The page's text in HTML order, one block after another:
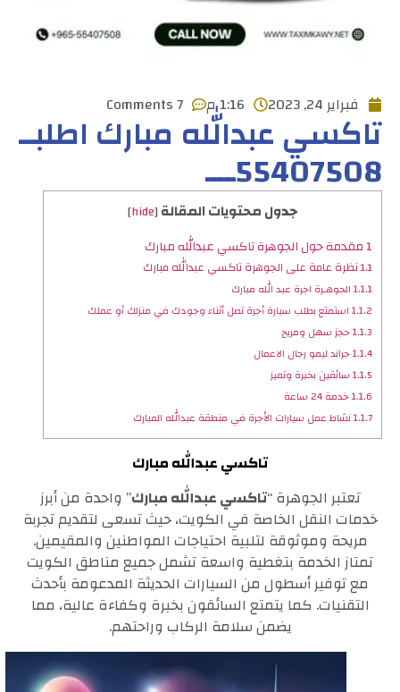
فبراير 24, 2023 1:16 م 7 Comments
تاكسي عبدالله مبارك اطلبــ
55407508ــــ
جدول محتويات المقالة [
hide
]
1مقدمة حول الجوهرة تاكسي عبدالله مبارك
1.1نظرة عامة على الجوهرة تاكسي عبدالله مبارك
1.1.1الجوهـرة اجرة عبد الله مبارك
1.1.2استمتع بطلب سيارة أجرة تصل أثناء وجودك في منزلك أو عملك
1.1.3حجز سهل ومريح
1.1.4جراند ليمو رجال الاعمال
1.1.5سائقين بخبرة وتميز
1.1.6خدمة 24 ساعة
1.1.7نشاط عمل سيارات الأجرة في منطقة عبدالله المبارك
تاكسي عبدالله مبارك
تعتبر الجوهرة “تاكسي عبدالله مبارك” واحدة من أبرز
خدمات النقل الخاصة في الكويت، حيث تسعى لتقديم تجربة
مريحة وموثوقة لتلبية احتياجات المواطنين والمقيمين.
تمتاز الخدمة بتغطية واسعة تشمل جميع مناطق الكويت
مع توفير أسطول من السيارات الحديثة المدعومة بأحدث
التقنيات. كما يتمتع السائقون بخبرة وكفاءة عالية، مما
يضمن سلامة الركاب وراحتهم.